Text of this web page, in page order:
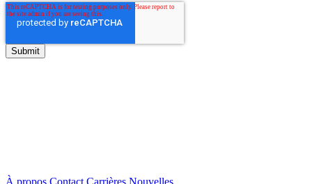
À propos Contact Carrières Nouvelles